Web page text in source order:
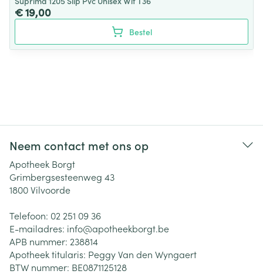
€ 19,00
Bestel
Neem contact met ons op
Apotheek Borgt
Grimbergsesteenweg 43
1800Vilvoorde
Telefoon: 02 251 09 36
E-mailadres: info@apotheekborgt.be
APB nummer: 238814
Apotheek titularis: Peggy Van den Wyngaert
BTW nummer: BE0871125128